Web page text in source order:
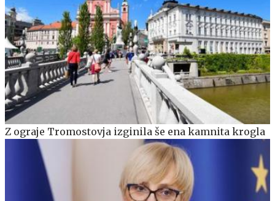
Z ograje Tromostovja izginila še ena kamnita krogla